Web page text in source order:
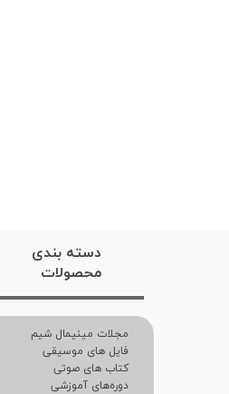
مجلات مینیمال شیم
فایل های موسیقی
کتاب های صوتی
دوره‌های آموزشی
دسته بندی
محصولات